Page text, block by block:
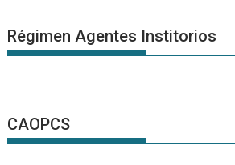
Régimen Agentes Institorios
CAOPCS